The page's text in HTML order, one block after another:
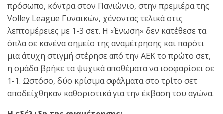
πρόσωπο, κόντρα στον Πανιώνιο, στην πρεμιέρα της
Volley League Γυναικών, χάνοντας τελικά στις
λεπτομέρειες με 1-3 σετ. Η «Ένωση» δεν κατέθεσε τα
όπλα σε κανένα σημείο της αναμέτρησης και παρότι
μια άτυχη στιγμή στέρησε από την ΑΕΚ το πρώτο σετ,
η ομάδα βρήκε τα ψυχικά αποθέματα να ισοφαρίσει σε
1-1. Ωστόσο, δύο κρίσιμα σφάλματα στο τρίτο σετ
αποδείχθηκαν καθοριστικά για την έκβαση του αγώνα.